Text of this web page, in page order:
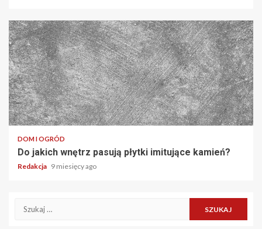
DOM I OGRÓD
Do jakich wnętrz pasują płytki imitujące kamień?
Redakcja 9 miesięcy ago
Szukaj: